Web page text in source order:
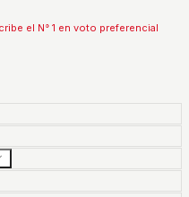
el N° 1 en voto preferencial